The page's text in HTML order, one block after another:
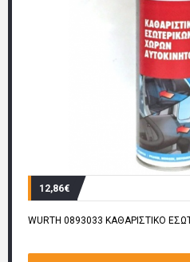
12,86€
WURTH 0893033 ΚΑΘΑΡΙΣΤΙΚΟ